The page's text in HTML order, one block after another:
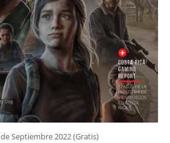
Septiembre 2022 (Gratis)